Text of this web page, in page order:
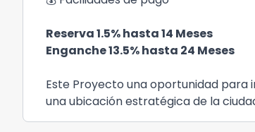
Reserva 1.5% hasta 14 Meses
Enganche 13.5% hasta 24 Meses
Este Proyecto una oportunidad para
una ubicación estratégica de la